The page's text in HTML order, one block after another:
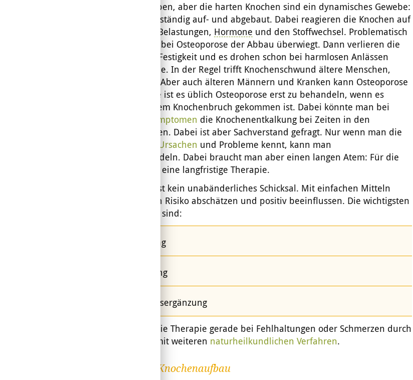
Kaum zu glauben, aber die harten Knochen sind ein dynamisches Gewebe:
Sie werden beständig auf- und abgebaut. Dabei reagieren die Knochen auf
die aktuellen Belastungen, Hormone und den Stoffwechsel. Problematisch
wird es, wenn bei Osteoporose der Abbau überwiegt. Dann verlieren die
Knochen ihre Festigkeit und es drohen schon bei harmlosen Anlässen
Knochenbrüche. In der Regel trifft Knochenschwund ältere Menschen,
meist Frauen. Aber auch älteren Männern und Kranken kann Osteoporose
drohen. Heute ist es üblich Osteoporose erst zu behandeln, wenn es
bereits zu einem Knochenbruch gekommen ist. Dabei könnte man bei
ersten Symptomen die Knochenentkalkung bei Zeiten in den
Griff bekommen. Dabei ist aber Sachverstand gefragt. Nur wenn man die
Ursachen und Probleme kennt, kann man
zielgenau handeln. Dabei braucht man aber einen langen Atem: Für die
Knochen zählt eine langfristige Therapie.
Osteoporose ist kein unabänderliches Schicksal. Mit einfachen Mitteln
kann man sein Risiko abschätzen und positiv beeinflussen. Die wichtigsten
Komponenten sind:
Bewegung
Ernährung
Nahrungsergänzung
Ergänzt wird die Therapie gerade bei Fehlhaltungen oder Schmerzen durch
Osteoporose mit weiteren naturheilkundlichen Verfahren.
Künstlicher Knochenaufbau